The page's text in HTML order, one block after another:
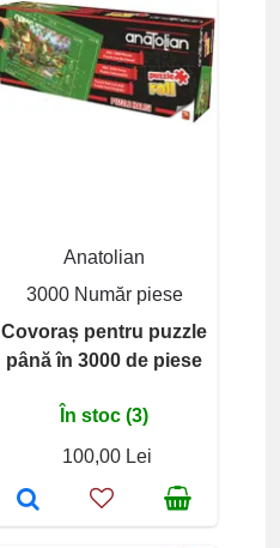
Anatolian
3000 Număr piese
Covoraș pentru puzzle
până în 3000 de piese
În stoc (3)
100,00 Lei